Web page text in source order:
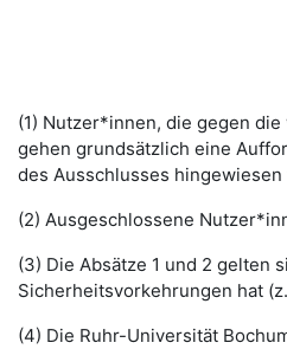
(1) Nutzer*innen, die gegen
gehen grundsätzlich eine
des Ausschlusses hingewiesen
(2) Ausgeschlossene
(3) Die Absätze 1 und 2 gelten
Sicherheitsvorkehrungen hat
(4) Die Ruhr-Universität